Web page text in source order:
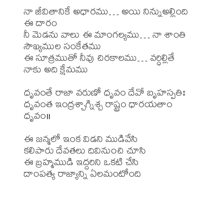
నా జీవితానికే అధారము… అయి నిన్నుఅల్లింది
ఈ దారం
నీ మెడను వాలు ఈ మాంగల్యము… నా శాంతి
సౌఖ్యముల సంకేతము
ఈ సూత్రముతో నీవు చిరకాలము… వర్ధిల్లితే
నాకు అది క్షేమము
ధృవంతే రాజా వరుణో ధృవం దేవో బృహస్పతిః
ధృవంత ఇంద్రశ్చాగ్నిశ్చ రాష్ట్రం ధారయతాం
ధృవం॥
ఈ జన్మలో ఇంక విడని ముడివేసి
కలిపారు దేవతలు దివినుంచి చూసి
ఈ బ్రహ్మముడి ఇద్దరిని ఒకటి చేసి
దాంపత్య రాజ్యాన్ని ఏలమంటోంది